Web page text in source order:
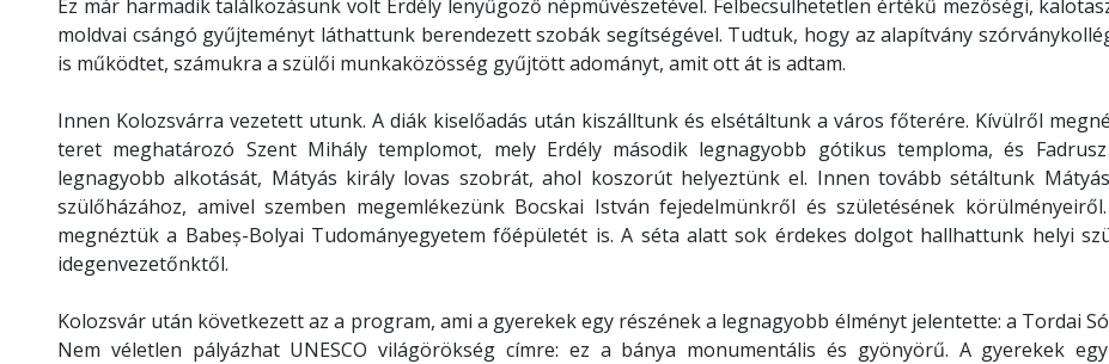
Ez már harmadik találkozásunk volt Erdély lenyűgöző népművészetével. Felbecsülhetetlen értékű mezőségi,
moldvai csángó gyűjteményt láthattunk berendezett szobák segítségével. Tudtuk, hogy az alapítvány
is működtet, számukra a szülői munkaközösség gyűjtött adományt, amit ott át is adtam.
Innen Kolozsvárra vezetett utunk. A diák kiselőadás után kiszálltunk és elsétáltunk a város főterére. Kívülről
teret meghatározó Szent Mihály templomot, mely Erdély második legnagyobb gótikus temploma, és Fadrusz
legnagyobb alkotását, Mátyás király lovas szobrát, ahol koszorút helyeztünk el. Innen tovább sétáltunk
szülőházához, amivel szemben megemlékezünk Bocskai István fejedelmünkről és születésének
megnéztük a Babeș-Bolyai Tudományegyetem főépületét is. A séta alatt sok érdekes dolgot hallhattunk helyi
idegenvezetőnktől.
Kolozsvár után következett az a program, ami a gyerekek egy részének a legnagyobb élményt jelentette: a Tordai
Nem véletlen pályázhat UNESCO világörökség címre: ez a bánya monumentális és gyönyörű. A gyerekek